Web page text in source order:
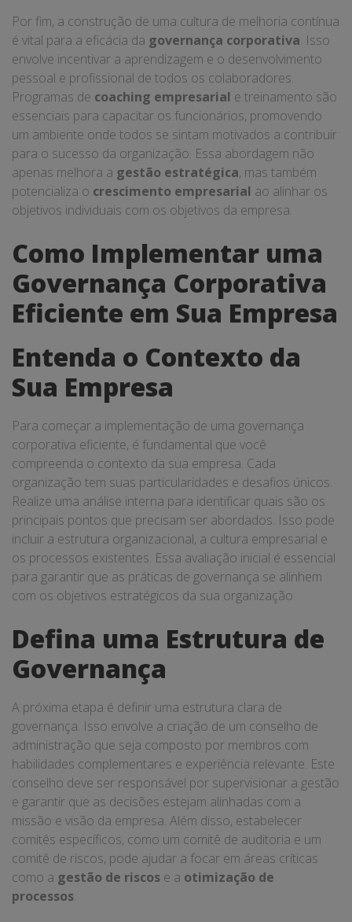
Por fim, a construção de uma cultura de melhoria contínua
é vital para a eficácia da governança corporativa. Isso
envolve incentivar a aprendizagem e o desenvolvimento
pessoal e profissional de todos os colaboradores.
Programas de coaching empresarial e treinamento são
essenciais para capacitar os funcionários, promovendo
um ambiente onde todos se sintam motivados a contribuir
para o sucesso da organização. Essa abordagem não
apenas melhora a gestão estratégica, mas também
potencializa o crescimento empresarial ao alinhar os
objetivos individuais com os objetivos da empresa.
Como Implementar uma
Governança Corporativa
Eficiente em Sua Empresa
Entenda o Contexto da
Sua Empresa
Para começar a implementação de uma governança
corporativa eficiente, é fundamental que você
compreenda o contexto da sua empresa. Cada
organização tem suas particularidades e desafios únicos.
Realize uma análise interna para identificar quais são os
principais pontos que precisam ser abordados. Isso pode
incluir a estrutura organizacional, a cultura empresarial e
os processos existentes. Essa avaliação inicial é essencial
para garantir que as práticas de governança se alinhem
com os objetivos estratégicos da sua organização.
Defina uma Estrutura de
Governança
A próxima etapa é definir uma estrutura clara de
governança. Isso envolve a criação de um conselho de
administração que seja composto por membros com
habilidades complementares e experiência relevante. Este
conselho deve ser responsável por supervisionar a gestão
e garantir que as decisões estejam alinhadas com a
missão e visão da empresa. Além disso, estabelecer
comitês específicos, como um comitê de auditoria e um
comitê de riscos, pode ajudar a focar em áreas críticas
como a gestão de riscos e a otimização de
processos.